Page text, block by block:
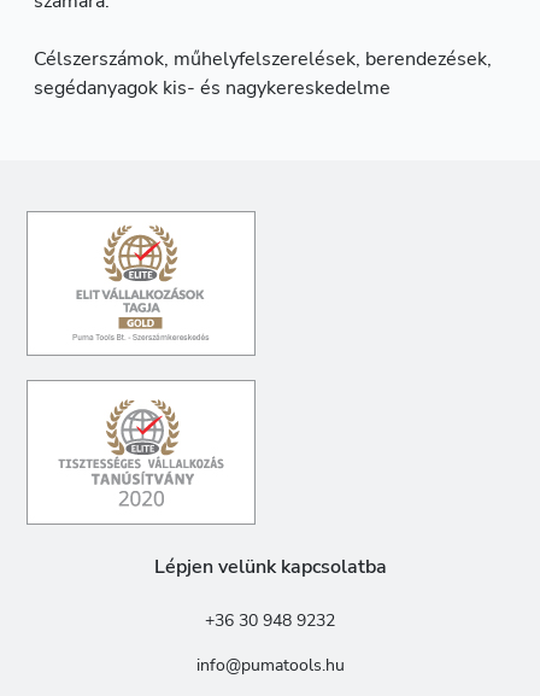
Célszerszámok, műhelyfelszerelések, berendezések,
segédanyagok kis- és nagykereskedelme
Lépjen velünk kapcsolatba
+36 30 948 9232
info@pumatools.hu